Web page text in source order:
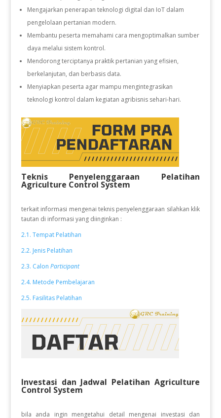
Mengajarkan penerapan teknologi digital dan IoT dalam
pengelolaan pertanian modern.
Membantu peserta memahami cara mengoptimalkan sumber
daya melalui sistem kontrol.
Mendorong terciptanya praktik pertanian yang efisien,
berkelanjutan, dan berbasis data.
Menyiapkan peserta agar mampu mengintegrasikan
teknologi kontrol dalam kegiatan agribisnis sehari-hari.
Teknis Penyelenggaraan Pelatihan
Agriculture Control System
terkait informasi mengenai teknis penyelenggaraan silahkan klik
tautan di informasi yang diinginkan :
2.1. Tempat Pelatihan
2.2. Jenis Pelatihan
2.3. Calon Participant
2.4. Metode Pembelajaran
2.5. Fasilitas Pelatihan
Investasi dan Jadwal Pelatihan Agriculture
Control System
bila anda ingin mengetahui detail mengenai investasi dan